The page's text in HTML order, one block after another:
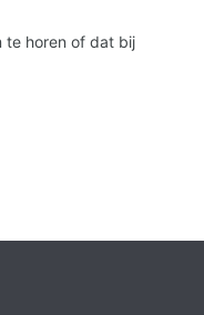
te horen of dat bij